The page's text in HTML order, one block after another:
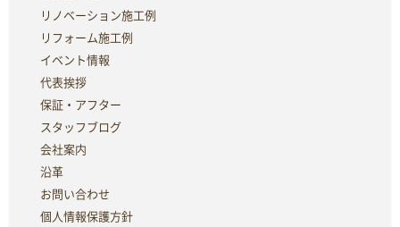
リノベーション施工例
リフォーム施工例
イベント情報
代表挨拶
保証・アフター
スタッフブログ
会社案内
沿革
お問い合わせ
個人情報保護方針